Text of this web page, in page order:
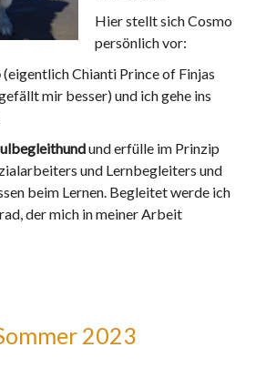
Hier stellt sich Cosmo
persönlich vor:
(eigentlich Chianti Prince of Finjas
mir besser) und ich gehe ins
und erfülle im Prinzip
und Lernbegleiters und
beim Lernen. Begleitet werde ich
der mich in meiner Arbeit
2023